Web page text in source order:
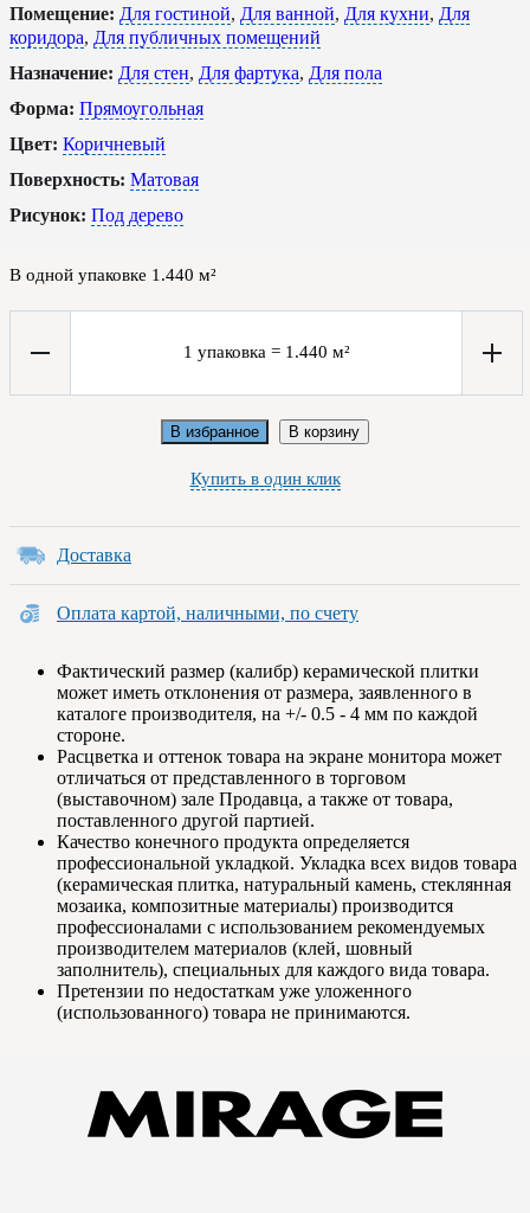
Помещение: Для гостиной, Для ванной, Для кухни, Для
коридора, Для публичных помещений
Назначение: Для стен, Для фартука, Для пола
Форма: Прямоугольная
Цвет: Коричневый
Поверхность: Матовая
Рисунок: Под дерево
В одной упаковке 1.440 м²
1 упаковка = 1.440 м²
В избранное В корзину
Купить в один клик
Доставка
Оплата картой, наличными, по счету
Фактический размер (калибр) керамической плитки
может иметь отклонения от размера, заявленного в
каталоге производителя, на +/- 0.5 - 4 мм по каждой
стороне.
Расцветка и оттенок товара на экране монитора может
отличаться от представленного в торговом
(выставочном) зале Продавца, а также от товара,
поставленного другой партией.
Качество конечного продукта определяется
профессиональной укладкой. Укладка всех видов товара
(керамическая плитка, натуральный камень, стеклянная
мозаика, композитные материалы) производится
профессионалами с использованием рекомендуемых
производителем материалов (клей, шовный
заполнитель), специальных для каждого вида товара.
Претензии по недостаткам уже уложенного
(использованного) товара не принимаются.